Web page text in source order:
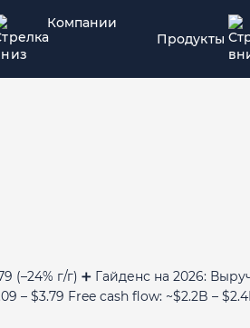
Компании
Продукты
(–24% г/г) ➕ Гайденс на 2026:
– $3.79 Free cash flow: ~$2.2B –